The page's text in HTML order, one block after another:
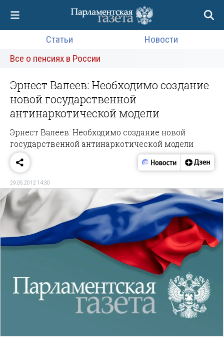
Статьи
Новости
Все о пенсиях в России
Эрнест Валеев: Необходимо создание
новой государственной
антинаркотической модели
Эрнест Валеев: Необходимо создание новой
государственной антинаркотической модели
29.05.2012 14:30